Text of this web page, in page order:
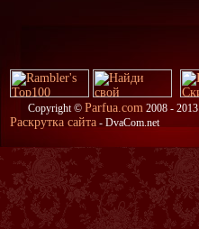
Copyright © Parfua.com 2008 - 2013
Раскрутка сайта - DvaCom.net